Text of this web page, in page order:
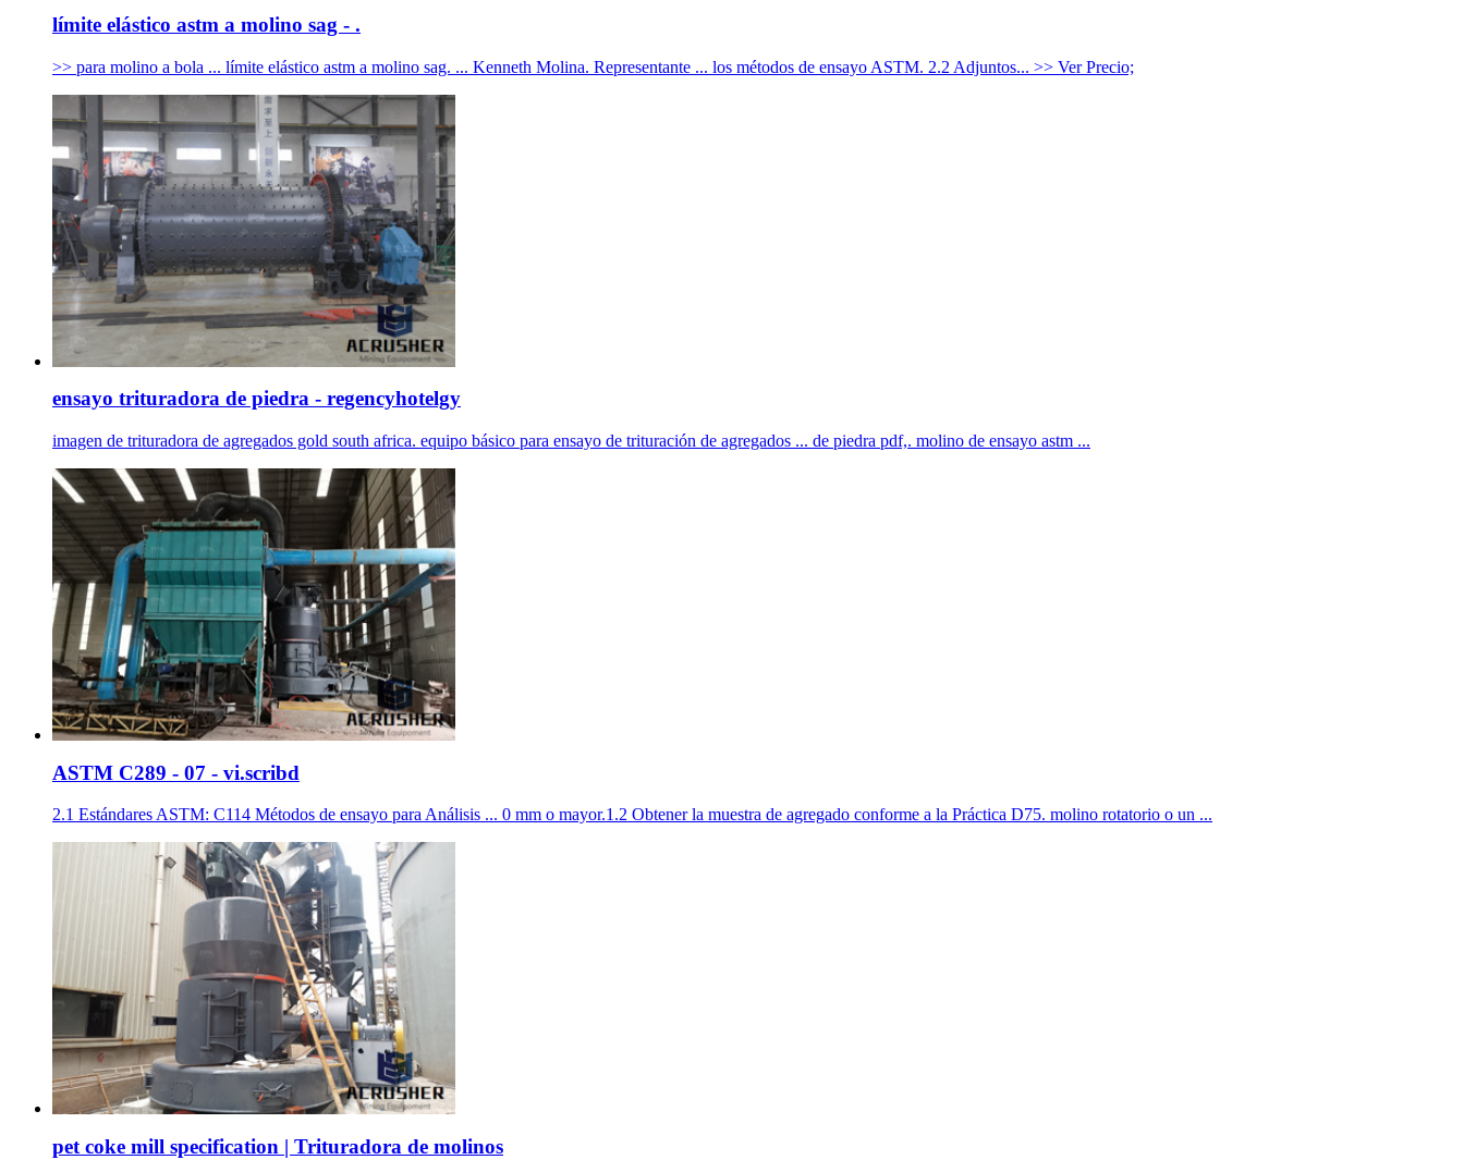
límite elástico astm a molino sag - .
>> para molino a bola ... límite elástico astm a molino sag. ... Kenneth Molina. Representante ... los métodos de ensayo ASTM. 2.2 Adjuntos... >> Ver Precio;
ensayo trituradora de piedra - regencyhotelgy
imagen de trituradora de agregados gold south africa. equipo básico para ensayo de trituración de agregados ... de piedra pdf,. molino de ensayo astm ...
ASTM C289 - 07 - vi.scribd
2.1 Estándares ASTM: C114 Métodos de ensayo para Análisis ... 0 mm o mayor.1.2 Obtener la muestra de agregado conforme a la Práctica D75. molino rotatorio o un ...
pet coke mill specification | Trituradora de molinos